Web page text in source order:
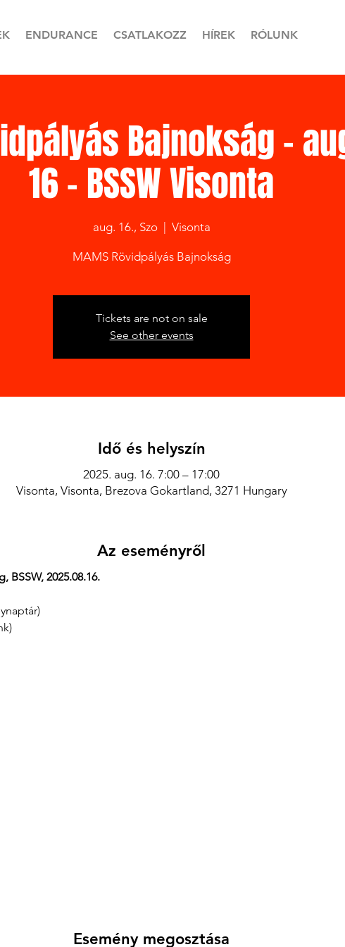
ENDURANCE CSATLAKOZZ HÍREK RÓLUNK
Bajnokság -
16 - BSSW Visonta
aug. 16., Szo
  |
Visonta
MAMS Rövidpályás Bajnokság
Tickets are not on sale
See other events
Idő és helyszín
2025. aug. 16. 7:00 – 17:00
Visonta, Visonta, Brezova Gokartland, 3271 Hungary
Az eseményről
BSSW, 2025.08.16.
Esemény megosztása